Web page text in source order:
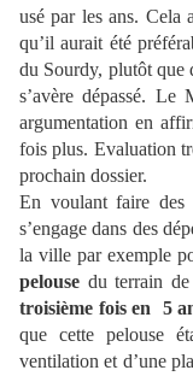
usé par les ans. Cela
qu’il aurait été
du Sourdy, plutôt que
s’avère dépassé. Le
argumentation en
fois plus. Evaluation
prochain dossier.
En voulant faire des
s’engage dans des
la ville par exemple
pelouse du terrain
troisième fois en
5
que cette pelouse
ventilation et d’une